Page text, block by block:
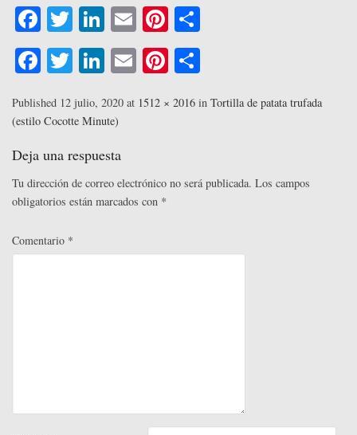
Fa
ce
bo
ok
T
wi
tte
r
Li
nk
ed
In
E
m
ail
Pi
nt
er
es pa
Fa
bo
ok
T
tte
r
Li
ed
In
E
ail
Pi
er m
r
Published 12 julio, 2020 at 1512 × 2016 in Tortilla de patata trufada
(estilo Cocotte Minute)
Deja una respuesta
Tu dirección de correo electrónico no será publicada. Los campos
obligatorios están marcados con *
Comentario *